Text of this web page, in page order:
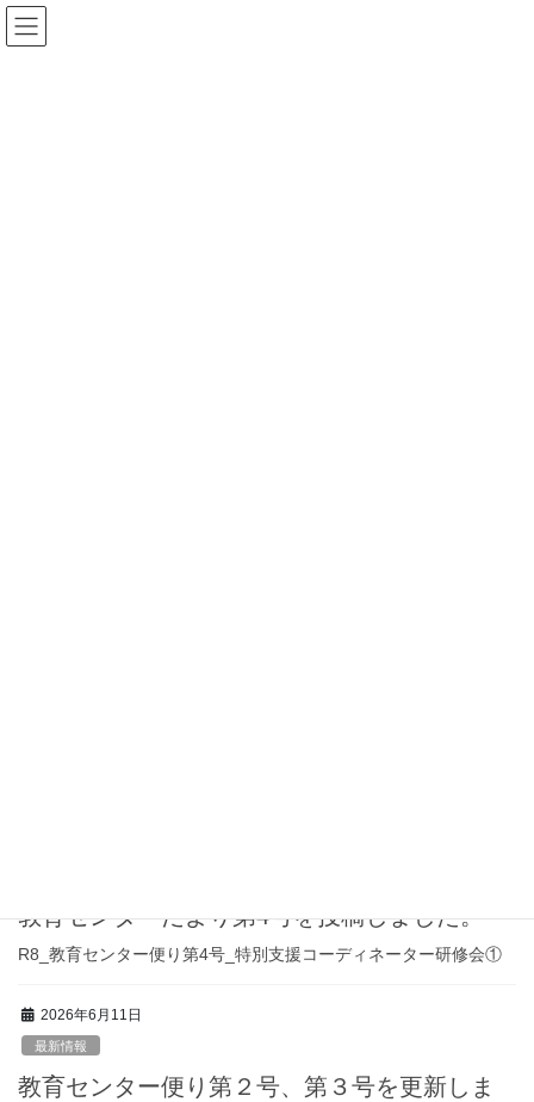
コ
ン
ナ
ビ
教育センターだより第4号を投稿しました。
R8_教育センター便り第4号_特別支援コーディネーター研修会①
2026年6月11日
最新情報
教育センター便り第２号、第３号を更新しま